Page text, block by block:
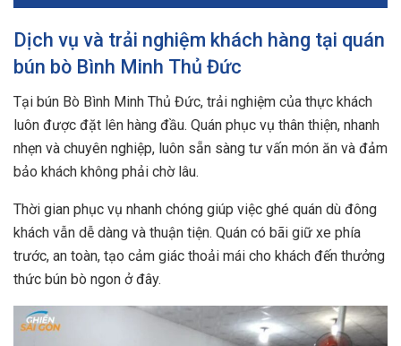
Dịch vụ và trải nghiệm khách hàng tại quán
bún bò Bình Minh Thủ Đức
Tại bún Bò Bình Minh Thủ Đức, trải nghiệm của thực khách
luôn được đặt lên hàng đầu. Quán phục vụ thân thiện, nhanh
nhẹn và chuyên nghiệp, luôn sẵn sàng tư vấn món ăn và đảm
bảo khách không phải chờ lâu.
Thời gian phục vụ nhanh chóng giúp việc ghé quán dù đông
khách vẫn dễ dàng và thuận tiện. Quán có bãi giữ xe phía
trước, an toàn, tạo cảm giác thoải mái cho khách đến thưởng
thức bún bò ngon ở đây.